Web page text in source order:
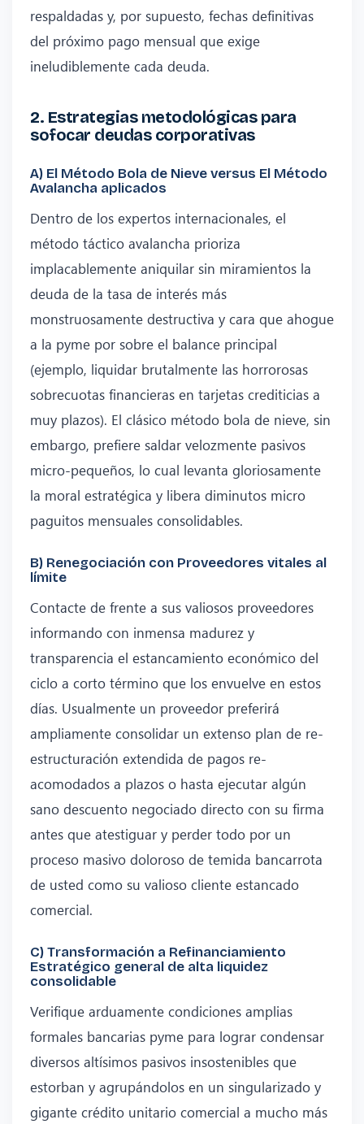
respaldadas y, por supuesto, fechas definitivas
del próximo pago mensual que exige
ineludiblemente cada deuda.
2. Estrategias metodológicas para
sofocar deudas corporativas
A) El Método Bola de Nieve versus El Método
Avalancha aplicados
Dentro de los expertos internacionales, el
método táctico avalancha prioriza
implacablemente aniquilar sin miramientos la
deuda de la tasa de interés más
monstruosamente destructiva y cara que ahogue
a la pyme por sobre el balance principal
(ejemplo, liquidar brutalmente las horrorosas
sobrecuotas financieras en tarjetas crediticias a
muy plazos). El clásico método bola de nieve, sin
embargo, prefiere saldar velozmente pasivos
micro-pequeños, lo cual levanta gloriosamente
la moral estratégica y libera diminutos micro
paguitos mensuales consolidables.
B) Renegociación con Proveedores vitales al
límite
Contacte de frente a sus valiosos proveedores
informando con inmensa madurez y
transparencia el estancamiento económico del
ciclo a corto término que los envuelve en estos
días. Usualmente un proveedor preferirá
ampliamente consolidar un extenso plan de re-
estructuración extendida de pagos re-
acomodados a plazos o hasta ejecutar algún
sano descuento negociado directo con su firma
antes que atestiguar y perder todo por un
proceso masivo doloroso de temida bancarrota
de usted como su valioso cliente estancado
comercial.
C) Transformación a Refinanciamiento
Estratégico general de alta liquidez
consolidable
Verifique arduamente condiciones amplias
formales bancarias pyme para lograr condensar
diversos altísimos pasivos insostenibles que
estorban y agrupándolos en un singularizado y
gigante crédito unitario comercial a mucho más